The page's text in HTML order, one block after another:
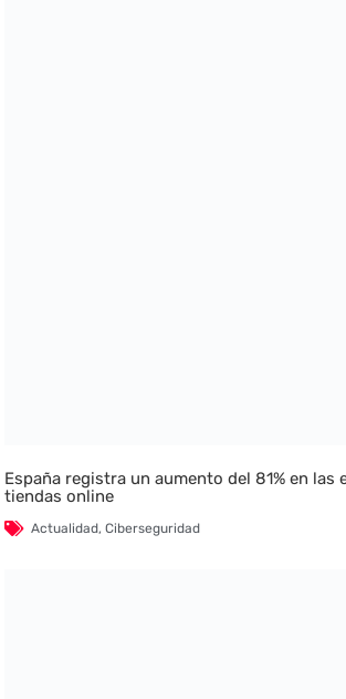
España registra un aumento del 81% en las
tiendas online
Actualidad,Ciberseguridad